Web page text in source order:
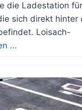
die Ladestation
sich direkt hinter
Loisach-
…